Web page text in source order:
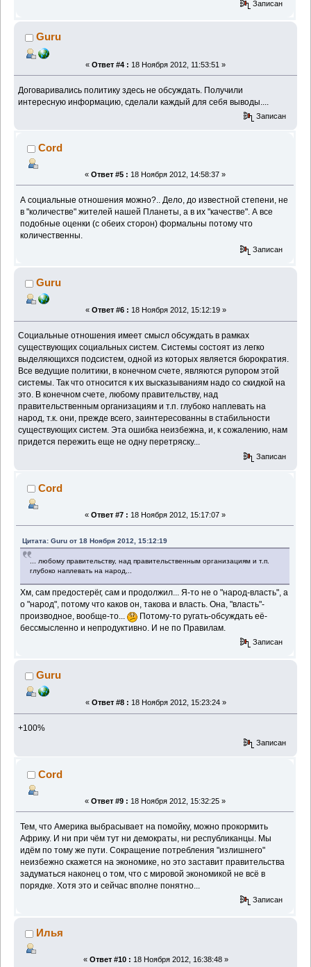
Записан
Guru
« Ответ #4 : 18 Ноября 2012, 11:53:51 »
Договаривались политику здесь не обсуждать. Получили
интересную информацию, сделали каждый для себя выводы....
Записан
Cord
« Ответ #5 : 18 Ноября 2012, 14:58:37 »
А социальные отношения можно?.. Дело, до известной степени, не
в "количестве" жителей нашей Планеты, а в их "качестве". А все
подобные оценки (с обеих сторон) формальны потому что
количественны.
Записан
Guru
« Ответ #6 : 18 Ноября 2012, 15:12:19 »
Социальные отношения имеет смысл обсуждать в рамках
существующих социальных систем. Системы состоят из легко
выделяющихся подсистем, одной из которых является бюрократия.
Все ведущие политики, в конечном счете, являются рупором этой
системы. Так что относится к их высказываниям надо со скидкой на
это. В конечном счете, любому правительству, над
правительственным организациям и т.п. глубоко наплевать на
народ, т.к. они, прежде всего, заинтересованны в стабильности
существующих систем. Эта ошибка неизбежна, и, к сожалению, нам
придется пережить еще не одну перетряску...
Записан
Cord
« Ответ #7 : 18 Ноября 2012, 15:17:07 »
Цитата: Guru от 18 Ноября 2012, 15:12:19
... любому правительству, над правительственным организациям и т.п.
глубоко наплевать на народ,..
Хм, сам предостерёг, сам и продолжил... Я-то не о "народ-власть", а
о "народ", потому что каков он, такова и власть. Она, "власть"-
производное, вообще-то...
Потому-то ругать-обсуждать её-
бессмысленно и непродуктивно. И не по Правилам.
Записан
Guru
« Ответ #8 : 18 Ноября 2012, 15:23:24 »
+100%
Записан
Cord
« Ответ #9 : 18 Ноября 2012, 15:32:25 »
Тем, что Америка выбрасывает на помойку, можно прокормить
Африку. И ни при чём тут ни демократы, ни республиканцы. Мы
идём по тому же пути. Сокращение потребления "излишнего"
неизбежно скажется на экономике, но это заставит правительства
задуматься наконец о том, что с мировой экономикой не всё в
порядке. Хотя это и сейчас вполне понятно...
Записан
Илья
« Ответ #10 : 18 Ноября 2012, 16:38:48 »